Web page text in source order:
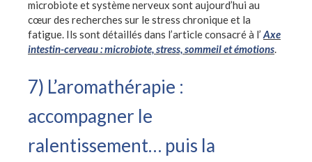
microbiote et système nerveux sont aujourd’hui au
cœur des recherches sur le stress chronique et la
fatigue. Ils sont détaillés dans l’article consacré à l’ Axe
intestin-cerveau : microbiote, stress, sommeil et émotions.
7) L’aromathérapie :
accompagner le
ralentissement… puis la